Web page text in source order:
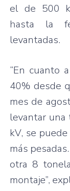
el de 500
hasta la
levantadas.
“En cuanto a
40%desde
mes de
levantar una
kV, se puede
más pesadas.
otra 8
montaje”,